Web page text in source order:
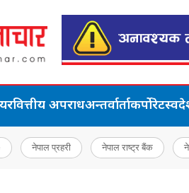
वित्तीय अपराधअन्तर्वार्ताकर्पोरेट
नेपाल प्रहरी नेपाल राष्ट्र बैंक